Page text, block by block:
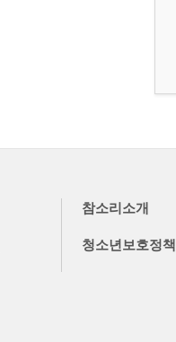
참소리소개
청소년보호정책